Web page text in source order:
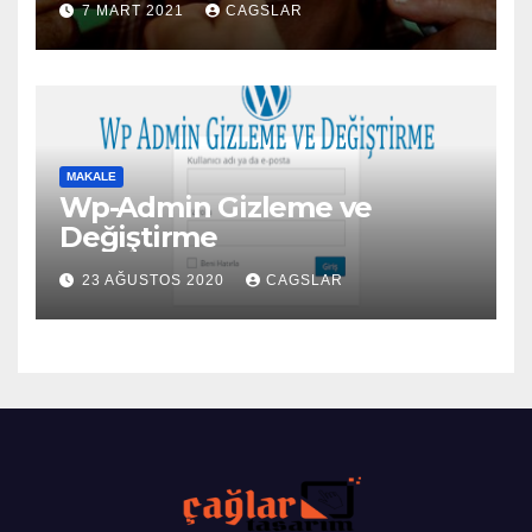
7 MART 2021 CAGSLAR
MAKALE
Wp-Admin Gizleme ve
Değiştirme
23 AĞUSTOS 2020 CAGSLAR